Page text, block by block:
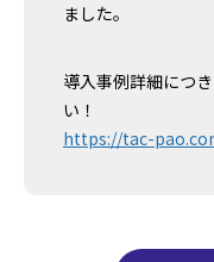
ました。
導入事例詳細につ
い！
https://tac-